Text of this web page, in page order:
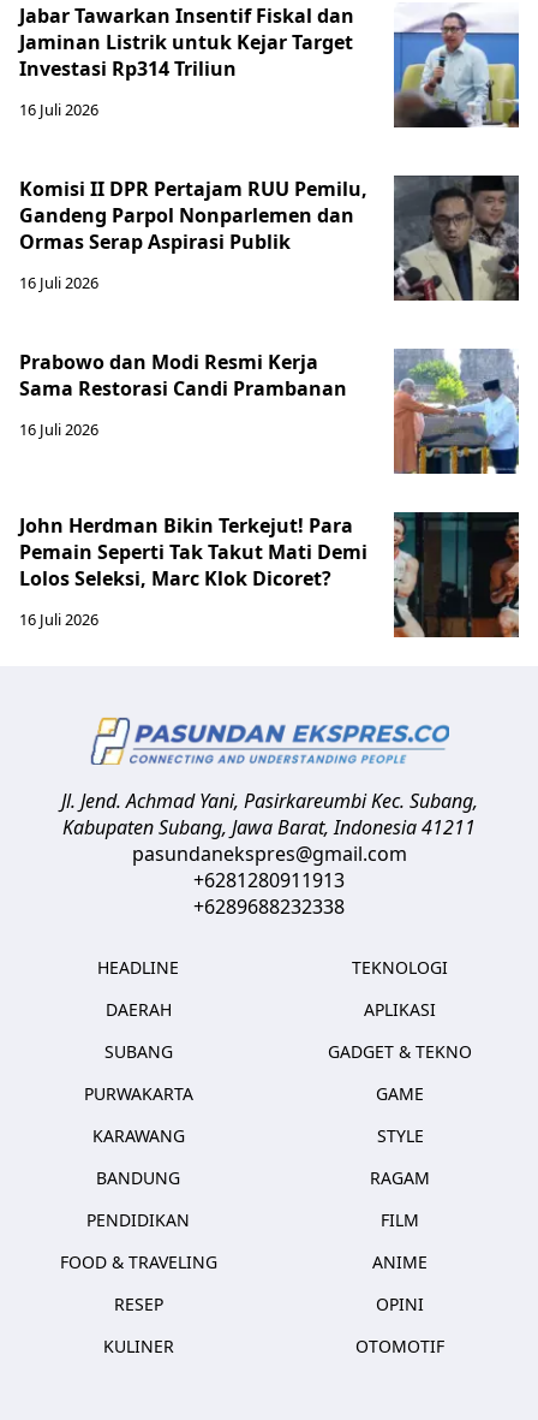
Jabar Tawarkan Insentif Fiskal dan
Jaminan Listrik untuk Kejar Target
Investasi Rp314 Triliun
16 Juli 2026
Komisi II DPR Pertajam RUU Pemilu,
Gandeng Parpol Nonparlemen dan
Ormas Serap Aspirasi Publik
16 Juli 2026
Prabowo dan Modi Resmi Kerja
Sama Restorasi Candi Prambanan
16 Juli 2026
John Herdman Bikin Terkejut! Para
Pemain Seperti Tak Takut Mati Demi
Lolos Seleksi, Marc Klok Dicoret?
16 Juli 2026
Jl. Jend. Achmad Yani, Pasirkareumbi Kec. Subang,
Kabupaten Subang, Jawa Barat,Indonesia41211
pasundanekspres@gmail.com
+6281280911913
+6289688232338
HEADLINE
DAERAH
SUBANG
PURWAKARTA
KARAWANG
BANDUNG
PENDIDIKAN
FOOD & TRAVELING
RESEP
KULINER
TEKNOLOGI
APLIKASI
GADGET & TEKNO
GAME
STYLE
RAGAM
FILM
ANIME
OPINI
OTOMOTIF